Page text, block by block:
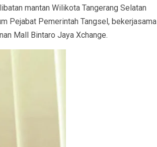
mantan Wilikota Tangerang Selatan
Pejabat Pemerintah Tangsel, bekerjasama
Mall Bintaro Jaya Xchange.